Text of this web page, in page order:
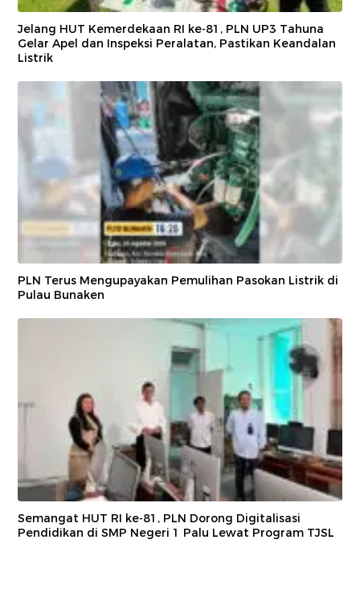
Jelang HUT Kemerdekaan RI ke-81, PLN UP3 Tahuna
Gelar Apel dan Inspeksi Peralatan, Pastikan Keandalan
Listrik
PLN Terus Mengupayakan Pemulihan Pasokan Listrik di
Pulau Bunaken
Semangat HUT RI ke-81, PLN Dorong Digitalisasi
Pendidikan di SMP Negeri 1 Palu Lewat Program TJSL